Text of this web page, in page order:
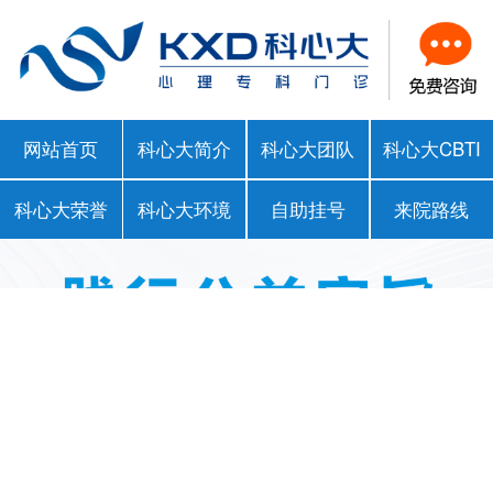
网站首页 科心大简介 科心大团队 科心大CBTI
科心大荣誉 科心大环境 自助挂号 来院路线